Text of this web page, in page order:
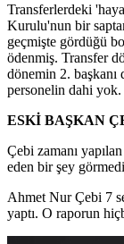
Transferlerdeki
Kurulu'nun bir
geçmişte gördüğü
ödenmiş. Transfer
dönemin 2.
personelin dahi yok.
ESKİ BAŞKAN
Çebi zamanı
eden bir şey
Ahmet Nur Çebi 7
yaptı. O raporun